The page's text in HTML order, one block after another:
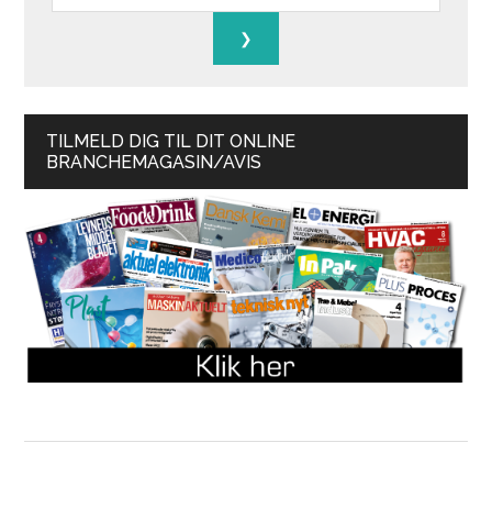
TILMELD DIG TIL DIT ONLINE
BRANCHEMAGASIN/AVIS